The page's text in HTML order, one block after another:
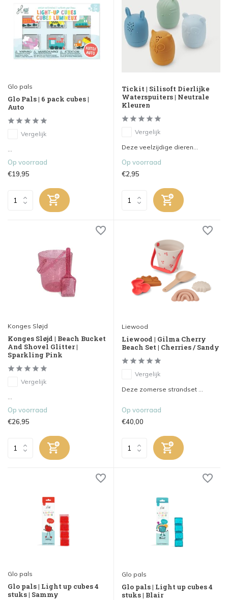
Glo pals
Glo Pals | 6 pack cubes |
Auto
Vergelijk
...
Op voorraad
€19,95
Tickit | Silisoft Dierlijke
Waterspuiters | Neutrale
Kleuren
Vergelijk
Deze veelzijdige dieren...
Op voorraad
€2,95
Konges Sløjd
Konges Sløjd | Beach Bucket
And Shovel Glitter |
Sparkling Pink
Vergelijk
...
Op voorraad
€26,95
Liewood
Liewood | Gilma Cherry
Beach Set | Cherries / Sandy
Vergelijk
Deze zomerse strandset ...
Op voorraad
€40,00
Glo pals
Glo pals | Light up cubes 4
stuks | Sammy
Glo pals
Glo pals | Light up cubes 4
stuks | Blair